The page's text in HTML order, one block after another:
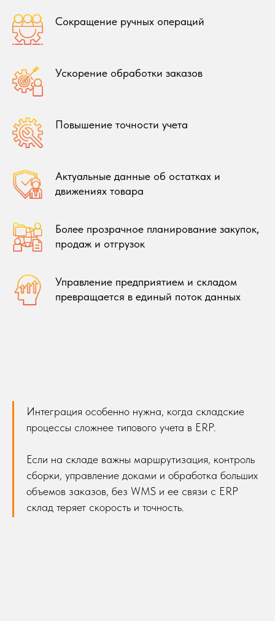
Сокращение ручных операций
Ускорение обработки заказов
Повышение точности учета
Актуальные данные об остатках и
движениях товара
Более прозрачное планирование закупок,
продаж и отгрузок
Управление предприятием и складом
превращается в единый поток данных
Интеграция особенно нужна, когда складские
процессы сложнее типового учета в ERP.
Если на складе важны маршрутизация, контроль
сборки, управление доками и обработка больших
объемов заказов, без WMS и ее связи с ERP
склад теряет скорость и точность.